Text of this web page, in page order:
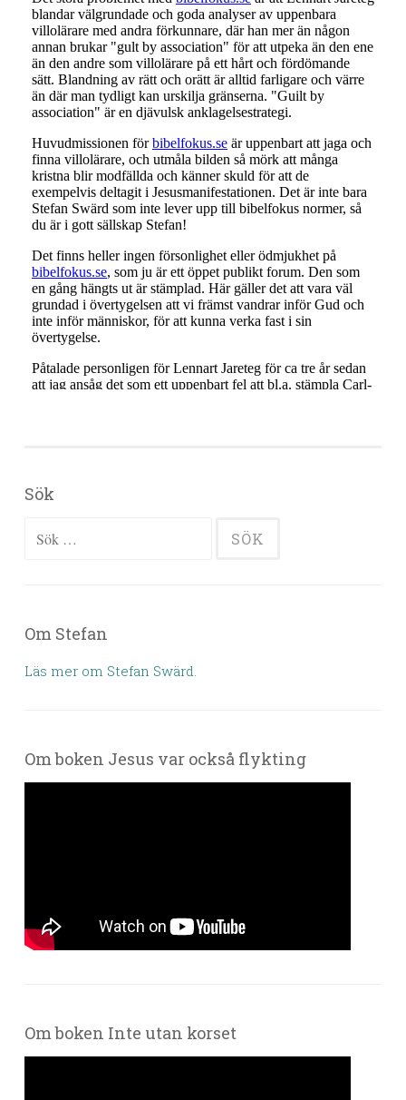
Sök
Sök efter:
Om Stefan
Läs mer om Stefan Swärd.
Om boken Jesus var också flykting
Om boken Inte utan korset